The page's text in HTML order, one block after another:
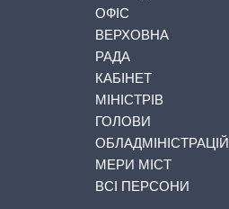
ОФІС
ВЕРХОВНА
РАДА
КАБІНЕТ
МІНІСТРІВ
ГОЛОВИ
ОБЛАДМІНІСТРАЦІЙ
МЕРИ МІСТ
ВСІ ПЕРСОНИ